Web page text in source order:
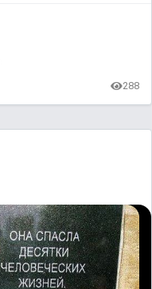
288